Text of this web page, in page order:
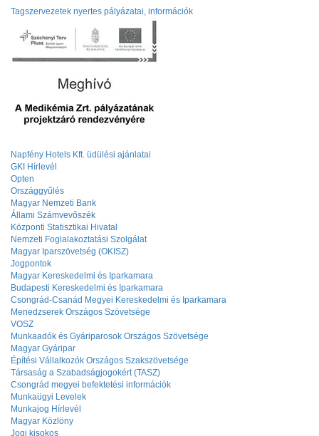
Tagszervezetek nyertes pályázatai, információk
Napfény Hotels Kft. üdülési ajánlatai
GKI Hírlevél
Opten
Országgyűlés
Magyar Nemzeti Bank
Állami Számvevőszék
Központi Statisztikai Hivatal
Nemzeti Foglalakoztatási Szolgálat
Magyar Iparszövetség (OKISZ)
Jogpontok
Magyar Kereskedelmi és Iparkamara
Budapesti Kereskedelmi és Iparkamara
Csongrád-Csanád Megyei Kereskedelmi és Iparkamara
Menedzserek Országos Szövetsége
VOSZ
Munkaadók és Gyáriparosok Országos Szövetsége
Magyar Gyáripar
Építési Vállalkozók Országos Szakszövetsége
Társaság a Szabadságjogokért (TASZ)
Csongrád megyei befektetési információk
Munkaügyi Levelek
Munkajog Hírlevél
Magyar Közlöny
Jogi kisokos